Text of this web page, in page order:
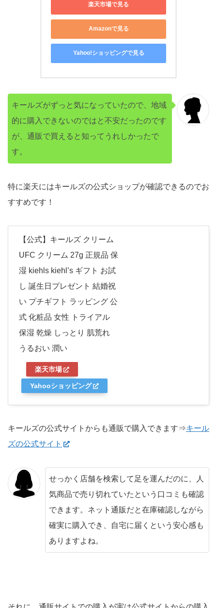
楽天市場で見る
Amazonで見る
Yahoo!ショッピングで見る
キールズがずっと気になっていたので、地域
的に購入できないのではと不安だったのです
が、通販で買えると知ってうれしかったで
す。
特に楽天にはキールズの公式ショップが確認できるのでお
すすめです！
【公式】キールズ クリーム
UFC クリーム 27g 正規品 保
湿 kiehls kiehl’s ギフト お試
し 誕生日プレゼント 結婚祝
い プチギフト ラッピング 公
式 化粧品 女性 トライアル
保湿 乾燥 しっとり 肌荒れ
うるおい 潤い
楽天市場
Yahooショッピング
キールズの公式サイトからも通販で購入できます⇒キール
ズの公式サイト
せっかく店舗を検索して足を運んだのに、人
気商品で売り切れていたという口コミも確認
できます。ネット通販だと在庫確認しながら
確実に購入でき、自宅に届くという安心感も
ありますよね。